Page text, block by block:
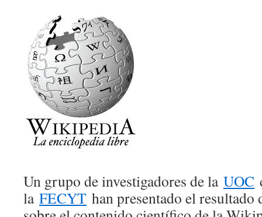
Un grupo de investigadores de la UOC
la FECYT han presentado el resultado